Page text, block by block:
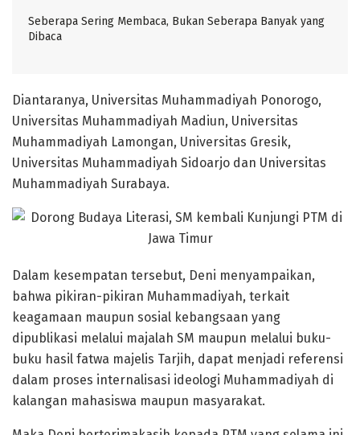
Seberapa Sering Membaca, Bukan Seberapa Banyak yang
Dibaca
Diantaranya, Universitas Muhammadiyah Ponorogo,
Universitas Muhammadiyah Madiun, Universitas
Muhammadiyah Lamongan, Universitas Gresik,
Universitas Muhammadiyah Sidoarjo dan Universitas
Muhammadiyah Surabaya.
Dalam kesempatan tersebut, Deni menyampaikan,
bahwa pikiran-pikiran Muhammadiyah, terkait
keagamaan maupun sosial kebangsaan yang
dipublikasi melalui majalah SM maupun melalui buku-
buku hasil fatwa majelis Tarjih, dapat menjadi referensi
dalam proses internalisasi ideologi Muhammadiyah di
kalangan mahasiswa maupun masyarakat.